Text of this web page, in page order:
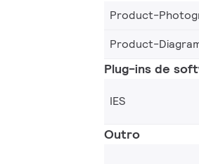
Product-
Product-
Plug-ins de
IES
Outro